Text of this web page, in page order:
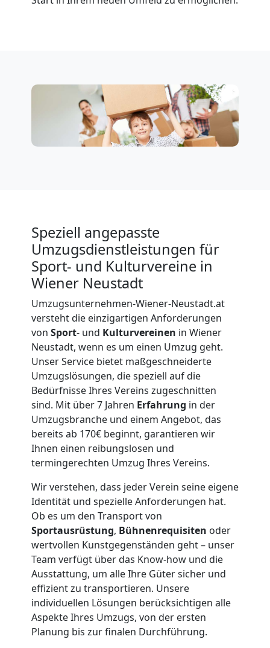
Speziell angepasste
Umzugsdienstleistungen für
Sport- und Kulturvereine in
Wiener Neustadt
Umzugsunternehmen-Wiener-Neustadt.at
versteht die einzigartigen Anforderungen
von Sport- und Kulturvereinen in Wiener
Neustadt, wenn es um einen Umzug geht.
Unser Service bietet maßgeschneiderte
Umzugslösungen, die speziell auf die
Bedürfnisse Ihres Vereins zugeschnitten
sind. Mit über 7 Jahren Erfahrung in der
Umzugsbranche und einem Angebot, das
bereits ab 170€ beginnt, garantieren wir
Ihnen einen reibungslosen und
termingerechten Umzug Ihres Vereins.
Wir verstehen, dass jeder Verein seine eigene
Identität und spezielle Anforderungen hat.
Ob es um den Transport von
Sportausrüstung, Bühnenrequisiten oder
wertvollen Kunstgegenständen geht – unser
Team verfügt über das Know-how und die
Ausstattung, um alle Ihre Güter sicher und
effizient zu transportieren. Unsere
individuellen Lösungen berücksichtigen alle
Aspekte Ihres Umzugs, von der ersten
Planung bis zur finalen Durchführung.
Übersiedlung
Klaviertransport
Wiener
Privatumzug
Wiener
Neustadt
Tresortransport
Wiener
Neustadt
Umzug
für
Senioren
Wiener
Neustadt